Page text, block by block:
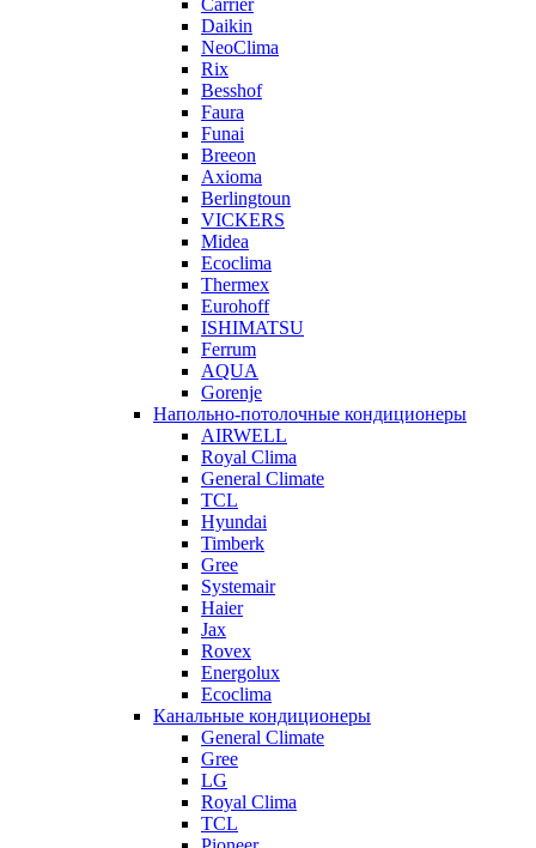
Carrier
Daikin
NeoClima
Rix
Besshof
Faura
Funai
Breeon
Axioma
Berlingtoun
VICKERS
Midea
Ecoclima
Thermex
Eurohoff
ISHIMATSU
Ferrum
AQUA
Gorenje
Напольно-потолочные кондиционеры
AIRWELL
Royal Clima
General Climate
TCL
Hyundai
Timberk
Gree
Systemair
Haier
Jax
Rovex
Energolux
Ecoclima
Канальные кондиционеры
General Climate
Gree
LG
Royal Clima
TCL